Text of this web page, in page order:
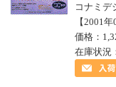
コナミデ
【2001
価格：
在庫状況